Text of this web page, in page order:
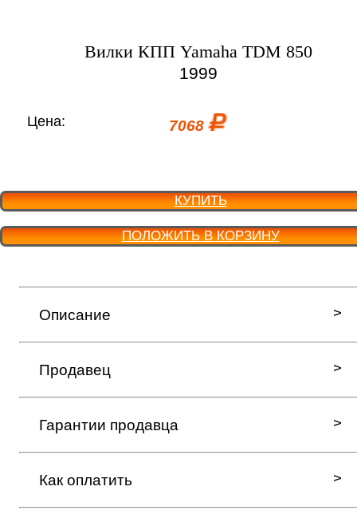
Вилки КПП Yamaha TDM 850
1999
Цена: 7068
КУПИТЬ
ПОЛОЖИТЬ В КОРЗИНУ
Описание
Продавец
Гарантии продавца
Как оплатить